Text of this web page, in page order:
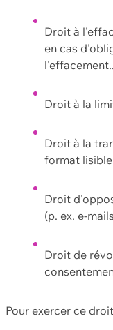
Droit à
en cas
l'effacement..
Droit à la
Droit à la
format
Droit
(p. ex. e-
Droit de
Pour exercer ce